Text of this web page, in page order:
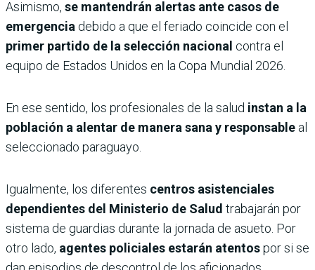
Asimismo, se mantendrán alertas ante casos de
emergencia debido a que el feriado coincide con el
primer partido de la selección nacional contra el
equipo de Estados Unidos en la Copa Mundial 2026.
En ese sentido, los profesionales de la salud instan a la
población a alentar de manera sana y responsable al
seleccionado paraguayo.
Igualmente, los diferentes centros asistenciales
dependientes del Ministerio de Salud trabajarán por
sistema de guardias durante la jornada de asueto. Por
otro lado, agentes policiales estarán atentospor si se